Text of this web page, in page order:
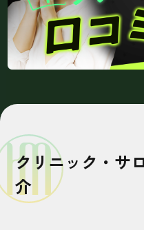
クリニック・サ
介